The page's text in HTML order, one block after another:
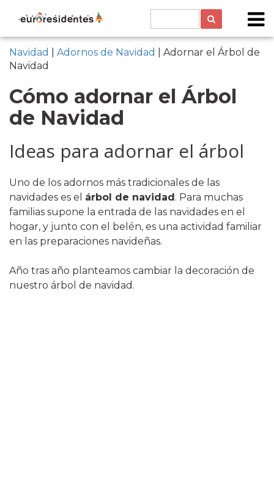
Navidad Adornos de Navidad
| Adornar el Árbol de
Navidad
Cómo adornar el Árbol
de Navidad
Ideas para adornar el árbol
Uno de los adornos más tradicionales de las
navidades es el árbol de navidad. Para muchas
familias supone la entrada de las navidades en el
hogar, y junto con el belén, es una actividad familiar
en las preparaciones navideñas.
Año tras año planteamos cambiar la decoración de
nuestro árbol de navidad .